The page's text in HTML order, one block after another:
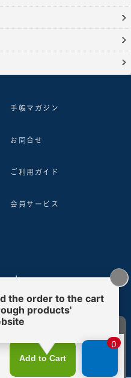
手帳マガジン
お問合せ
ご利用ガイド
会員サービス
us!
Co.,Ltd.